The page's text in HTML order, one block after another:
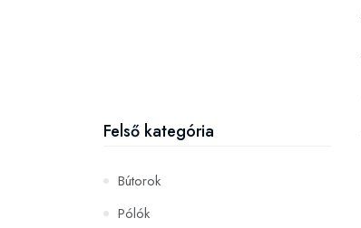
Felső kategória
Bútorok
Pólók